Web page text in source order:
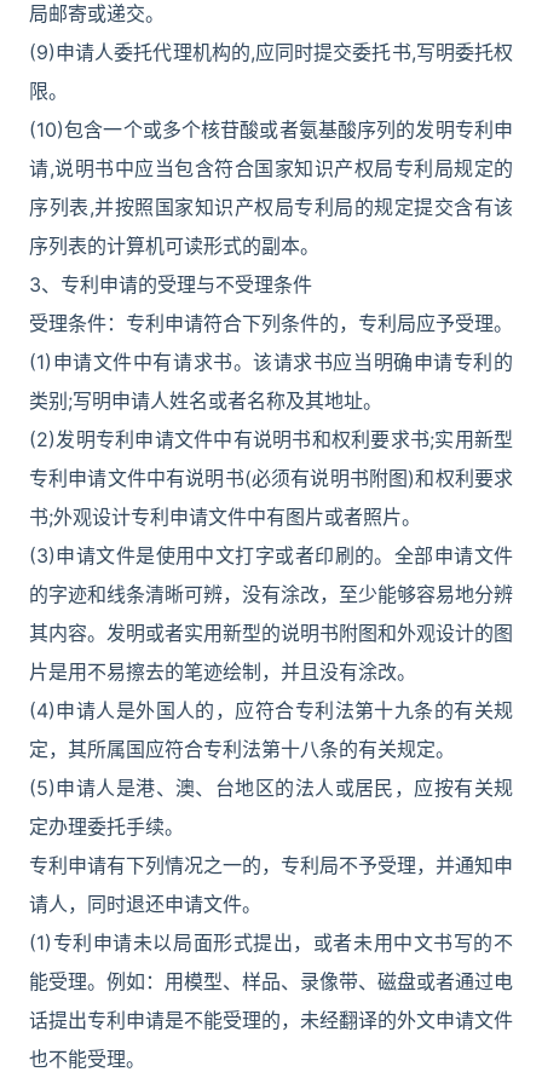
局邮寄或递交。
(9)申请人委托代理机构的,应同时提交委托书,写明委托权
限。
(10)包含一个或多个核苷酸或者氨基酸序列的发明专利申
请,说明书中应当包含符合国家知识产权局专利局规定的
序列表,并按照国家知识产权局专利局的规定提交含有该
序列表的计算机可读形式的副本。
3、专利申请的受理与不受理条件
受理条件：专利申请符合下列条件的，专利局应予受理。
(1)申请文件中有请求书。该请求书应当明确申请专利的
类别;写明申请人姓名或者名称及其地址。
(2)发明专利申请文件中有说明书和权利要求书;实用新型
专利申请文件中有说明书(必须有说明书附图)和权利要求
书;外观设计专利申请文件中有图片或者照片。
(3)申请文件是使用中文打字或者印刷的。全部申请文件
的字迹和线条清晰可辨，没有涂改，至少能够容易地分辨
其内容。发明或者实用新型的说明书附图和外观设计的图
片是用不易擦去的笔迹绘制，并且没有涂改。
(4)申请人是外国人的，应符合专利法第十九条的有关规
定，其所属国应符合专利法第十八条的有关规定。
(5)申请人是港、澳、台地区的法人或居民，应按有关规
定办理委托手续。
专利申请有下列情况之一的，专利局不予受理，并通知申
请人，同时退还申请文件。
(1)专利申请未以局面形式提出，或者未用中文书写的不
能受理。例如：用模型、样品、录像带、磁盘或者通过电
话提出专利申请是不能受理的，未经翻译的外文申请文件
也不能受理。